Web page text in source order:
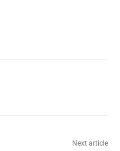
Next article